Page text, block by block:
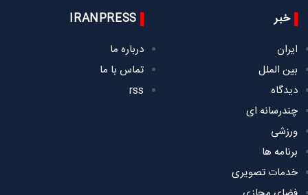
خبر
ایران
بین الملل
دیدگاه
چندرسانه ای
ورزشی
برنامه ها
خدمات تصویری
IRANPRESS
درباره ما
تماس با ما
rss